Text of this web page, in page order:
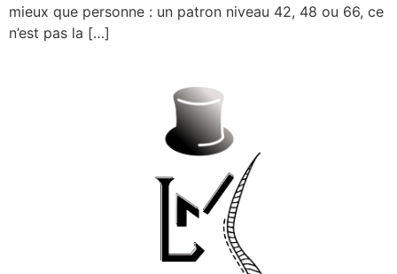
mieux que personne : un patron niveau 42, 48 ou 66, ce
n’est pas la […]